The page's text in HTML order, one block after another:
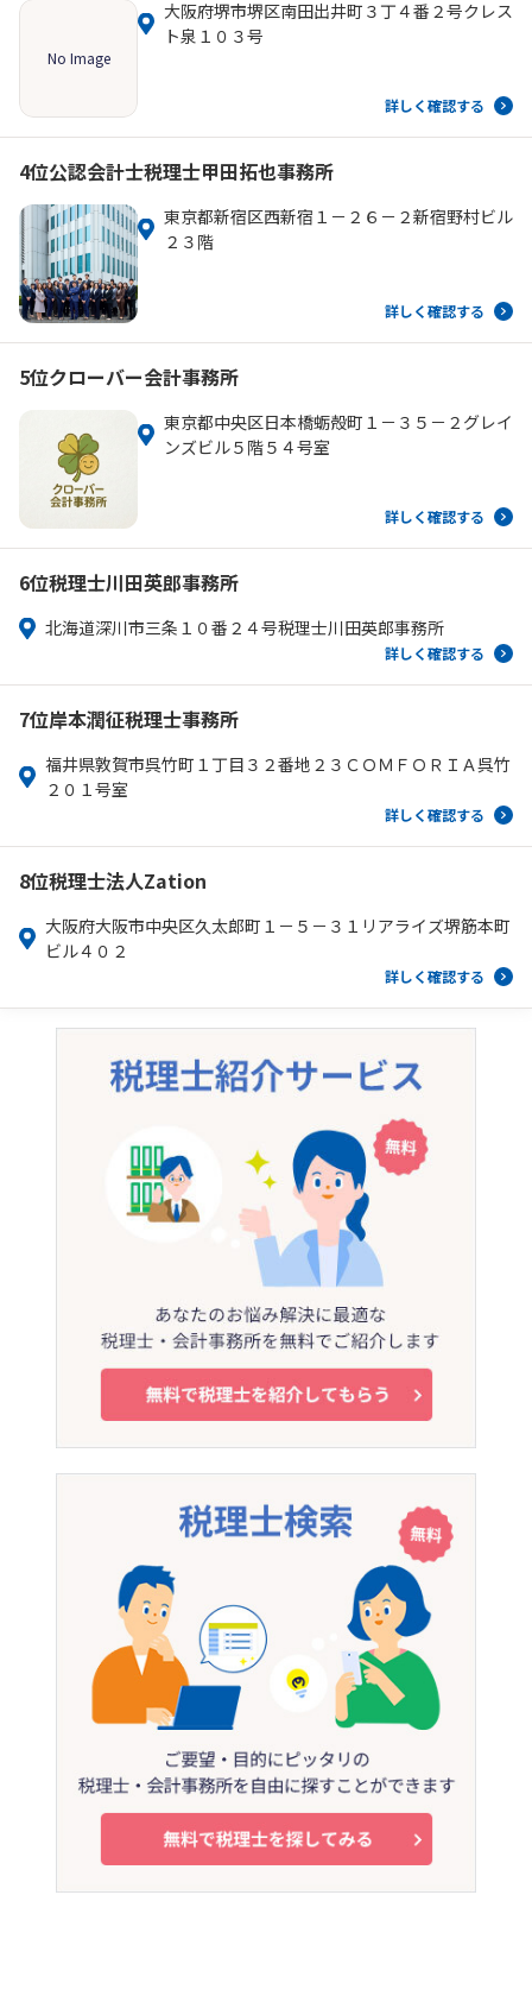
No Image
大阪府堺市堺区南田出井町３丁４番２号クレス
ト泉１０３号
詳しく確認する
4位公認会計士税理士甲田拓也事務所
東京都新宿区西新宿１－２６－２新宿野村ビル
２３階
詳しく確認する
5位クローバー会計事務所
東京都中央区日本橋蛎殻町１－３５－２グレイ
ンズビル５階５４号室
詳しく確認する
6位税理士川田英郎事務所
北海道深川市三条１０番２４号税理士川田英郎事務所
詳しく確認する
7位岸本潤征税理士事務所
福井県敦賀市呉竹町１丁目３２番地２３ＣＯＭＦＯＲＩＡ呉竹
２０１号室
詳しく確認する
8位税理士法人Zation
大阪府大阪市中央区久太郎町１－５－３１リアライズ堺筋本町
ビル４０２
詳しく確認する